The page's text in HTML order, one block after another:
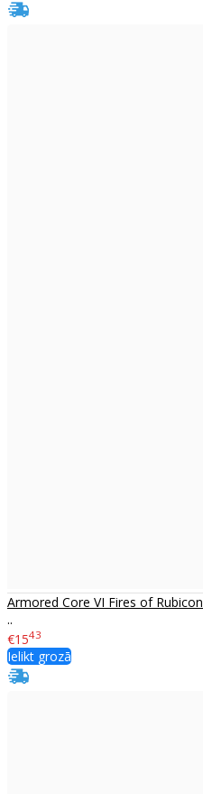
Armored Core VI Fires of Rubicon
..
€1543
Ielikt grozā